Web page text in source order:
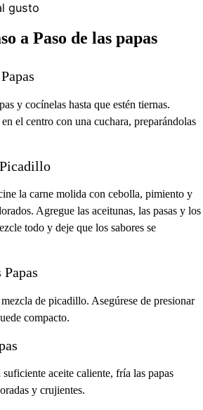
gusto
a Paso de las papas
y cocínelas hasta que estén tiernas.
el centro con una cuchara, preparándolas
la carne molida con cebolla, pimiento y
Agregue las aceitunas, las pasas y los
todo y deje que los sabores se
de picadillo. Asegúrese de presionar
compacto.
aceite caliente, fría las papas
y crujientes.